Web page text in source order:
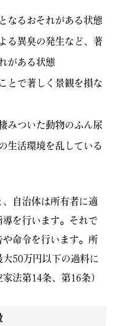
なるおそれがある状態
る異臭の発生など、著
がある状態
とで著しく景観を損な
みついた動物のふん尿
生活環境を乱している
、自治体は所有者に適
を行います。それで
や命令を行います。所
50万円以下の過料に
法第14条、第16条）